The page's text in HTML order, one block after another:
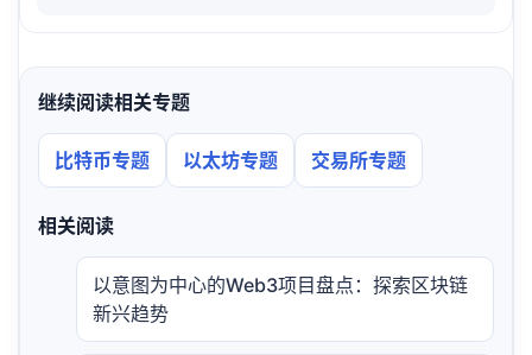
继续阅读相关专题
比特币专题 以太坊专题 交易所专题
相关阅读
以意图为中心的Web3项目盘点：探索区块链
新兴趋势